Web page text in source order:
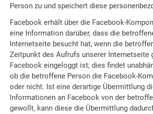
Person zu und speichert diese
Facebook erhält über die Facebook-
eine Information darüber, dass die
Internetseite besucht hat, wenn die
Zeitpunkt des Aufrufs unserer Internetseite
Facebook eingeloggt ist; dies findet
ob die betroffene Person die Facebook-
oder nicht. Ist eine derartige Übermittlung
Informationen an Facebook von der
gewollt, kann diese die Übermittlung